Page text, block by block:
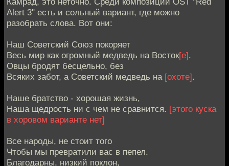
Alert 3" есть и сольный вариант, где можно
разобрать слова. Вот они:
Наш Coветский Союз покоряет
Весь мир как огромный медведь на Восток[е].
Овцы бродят бесцельно, без
Всяких забот, а Советский медведь на [охоте].
Наше братство - хорошая жизнь,
Наша щедрость ни с чем не сравнится. [этого куска
в хоровом варианте нет]
Все народы, не стоит того
Чтобы мы превратили вас в пепел.
Благодарны, низкий поклон,